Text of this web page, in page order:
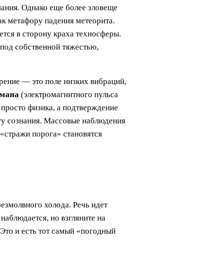
Однако еще более зловеще
метафору падения метеорита.
в сторону краха техносферы.
собственной тяжестью,
— это поле низких вибраций,
(электромагнитного пульса
физика, а подтверждение
сознания. Массовые наблюдения
порога» становятся
холода. Речь идет
но взгляните на
и есть тот самый «погодный